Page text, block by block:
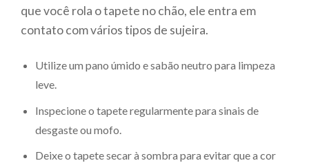
que você rola o tapete no chão, ele entra em
contato com vários tipos de sujeira.
Utilize um pano úmido e sabão neutro para limpeza
leve.
Inspecione o tapete regularmente para sinais de
desgaste ou mofo.
Deixe o tapete secar à sombra para evitar que a cor